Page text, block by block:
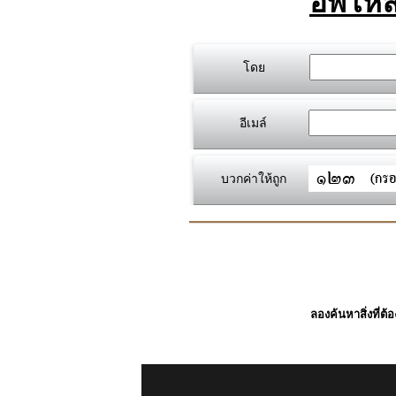
โดย
อีเมล์
บวกค่าให้ถูก
ลองค้นหาสิ่งที่ต้อ